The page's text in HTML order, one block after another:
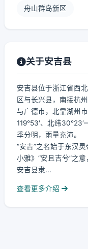
舟山群岛新区
关于安吉县
安吉县位于浙江省西
区与长兴县，南接杭
与广德市，北靠湖州
119°53′、北纬
季分明，雨量充沛。
“安吉”之名始于东汉
小雅》“安且吉兮”之
安吉县隶...
查看更多介绍